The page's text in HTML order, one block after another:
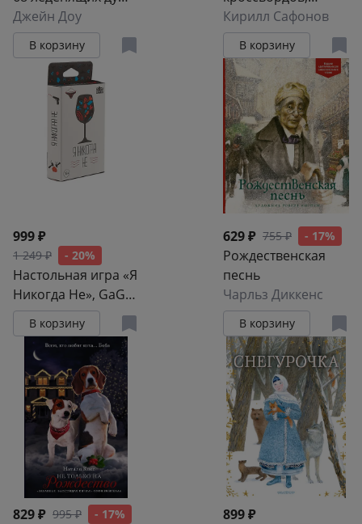
головоломок
Джейн Доу
В корзину
сканвордов и
других
головоломок
Кирилл Сафонов
В корзину
999 ₽
1 249 ₽ - 20%
Настольная игра «Я
Никогда Не», GaGa
Games, 18+
В корзину
629 ₽ 755 ₽ - 17%
Рождественская
песнь
Чарльз Диккенс
В корзину
829 ₽ 995 ₽ - 17% 899 ₽